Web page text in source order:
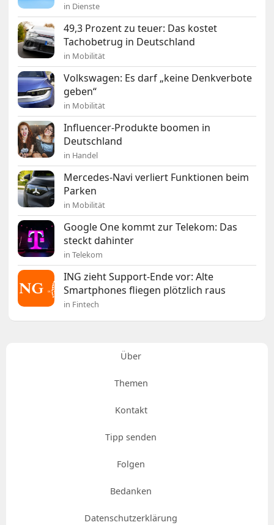
in Dienste
49,3 Prozent zu teuer: Das kostet
Tachobetrug in Deutschland
in Mobilität
Volkswagen: Es darf „keine Denkverbote
geben“
in Mobilität
Influencer-Produkte boomen in
Deutschland
in Handel
Mercedes-Navi verliert Funktionen beim
Parken
in Mobilität
Google One kommt zur Telekom: Das
steckt dahinter
in Telekom
ING zieht Support-Ende vor: Alte
Smartphones fliegen plötzlich raus
in Fintech
Über
Themen
Kontakt
Tipp senden
Folgen
Bedanken
Datenschutzerklärung